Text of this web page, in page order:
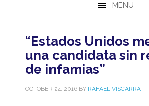
MENU
“Estados Unidos
una candidata sin
de infamias”
OCTOBER 24, 2016BY RAFAEL VISCARRA